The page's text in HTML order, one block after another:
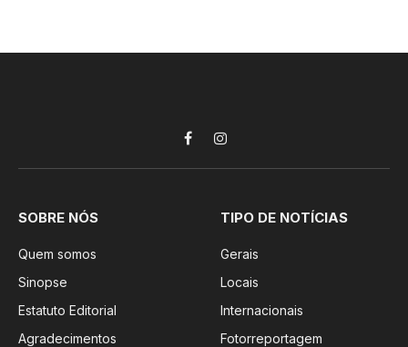
FacebookInstagram
SOBRE NÓS
Quem somos
Sinopse
Estatuto Editorial
Agradecimentos
TIPO DE NOTÍCIAS
Gerais
Locais
Internacionais
Fotorreportagem